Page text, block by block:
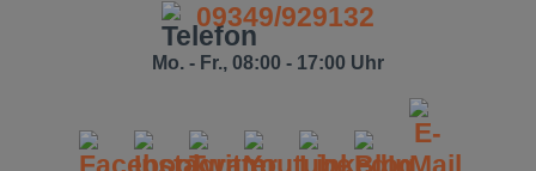
09349/929132
Mo. - Fr., 08:00 - 17:00 Uhr